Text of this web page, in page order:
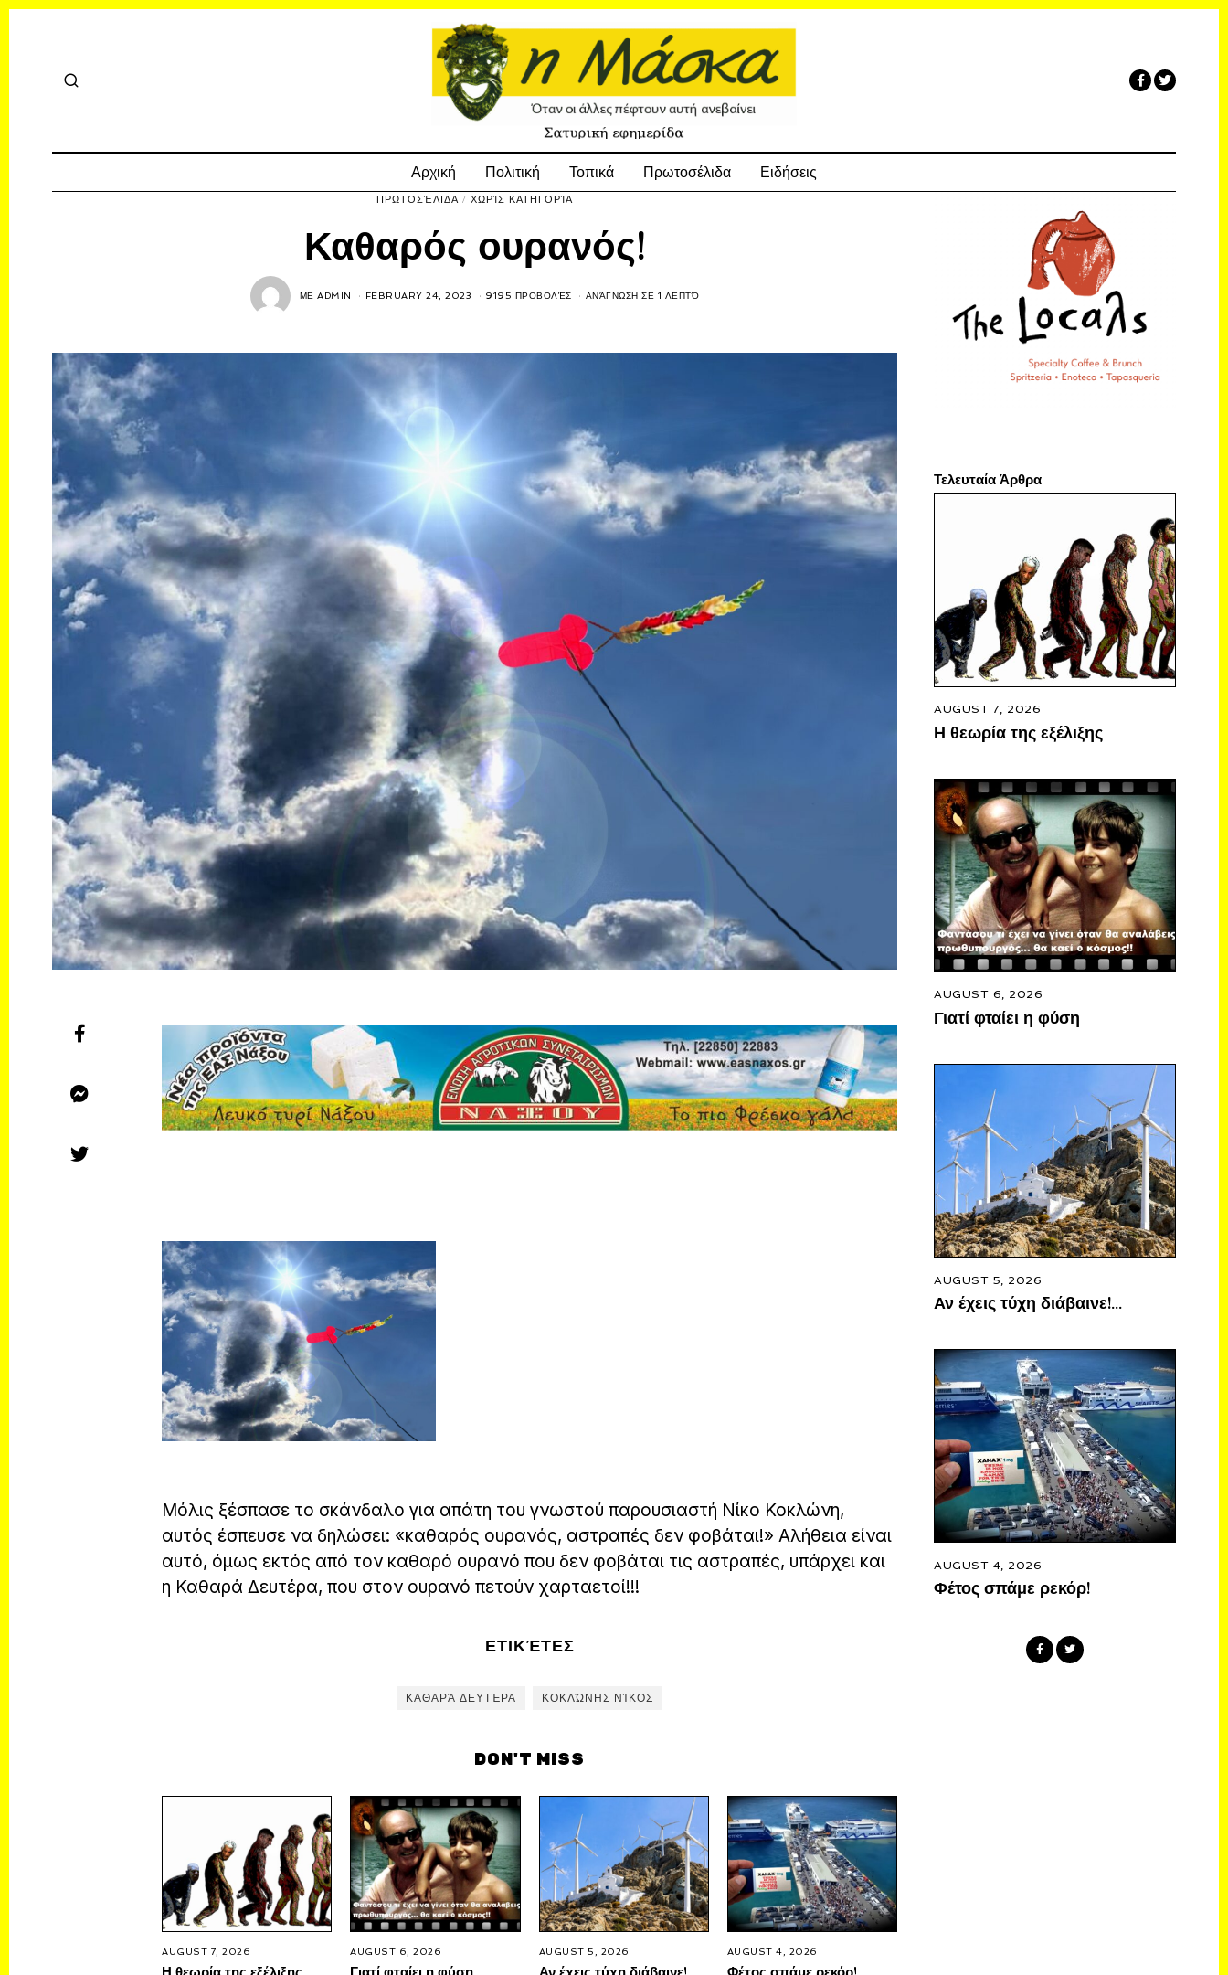
Αρχική Πολιτική Τοπικά Πρωτοσέλιδα Ειδήσεις
ΠΡΩΤΟΣΈΛΙΔΑ / ΧΩΡΊΣ ΚΑΤΗΓΟΡΊΑ
Καθαρός ουρανός!
ΜΕADMIN FEBRUARY 24, 2023 9195 ΠΡΟΒΟΛΈΣ ΑΝΆΓΝΩΣΗ ΣΕ 1 ΛΕΠΤΌ
Μόλις ξέσπασε το σκάνδαλο για απάτη του γνωστού παρουσιαστή Νίκο Κοκλώνη,
αυτός έσπευσε να δηλώσει: «καθαρός ουρανός, αστραπές δεν φοβάται!» Αλήθεια είναι
αυτό, όμως εκτός από τον καθαρό ουρανό που δεν φοβάται τις αστραπές, υπάρχει και
η Καθαρά Δευτέρα, που στον ουρανό πετούν χαρταετοί!!!
ΕΤΙΚΈΤΕΣ
ΚΑΘΑΡΆ ΔΕΥΤΈΡΑ ΚΟΚΛΏΝΗΣ ΝΊΚΟΣ
DON'T MISS
AUGUST 7, 2026
Η θεωρία της εξέλιξης
AUGUST 6, 2026
Γιατί φταίει η φύση
AUGUST 5, 2026
Αν έχεις τύχη διάβαινε!…
AUGUST 4, 2026
Φέτος σπάμε ρεκόρ!
Τελευταία Άρθρα
AUGUST 7, 2026
Η θεωρία της εξέλιξης
AUGUST 6, 2026
Γιατί φταίει η φύση
AUGUST 5, 2026
Αν έχεις τύχη διάβαινε!…
AUGUST 4, 2026
Φέτος σπάμε ρεκόρ!